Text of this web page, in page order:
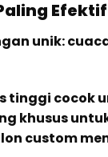
unik:
tinggi cocok
khusus
custom